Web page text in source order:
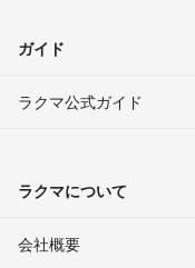
ガイド
ラクマ公式ガイド
ラクマについて
会社概要